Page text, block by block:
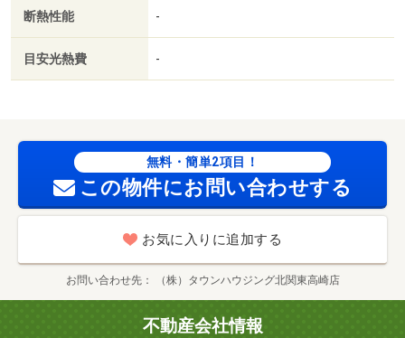
断熱性能 -
目安光熱費 -
無料・簡単2項目！
この物件にお問い合わせする
お気に入りに追加する
お問い合わせ先 （株）タウンハウジング北関東高崎店
不動産会社情報